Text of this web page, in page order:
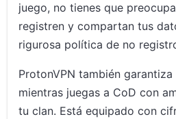
juego, no tienes que
registren y compartan tus
rigurosa política de no
ProtonVPN también
mientras juegas a CoD con
tu clan. Está equipado con